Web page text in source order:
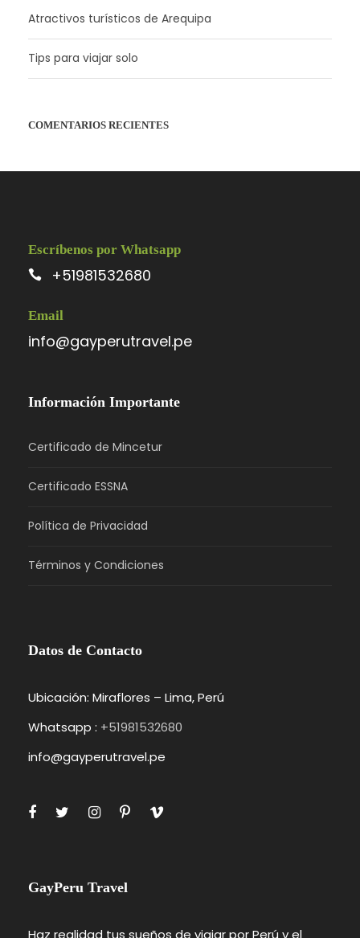
Atractivos turísticos de Arequipa
Tips para viajar solo
COMENTARIOS RECIENTES
Escríbenos por Whatsapp
+51981532680
Email
info@gayperutravel.pe
Información Importante
Certificado de Mincetur
Certificado ESSNA
Política de Privacidad
Términos y Condiciones
Datos de Contacto
Ubicación: Miraflores – Lima, Perú
Whatsapp : +51981532680
info@gayperutravel.pe
GayPeru Travel